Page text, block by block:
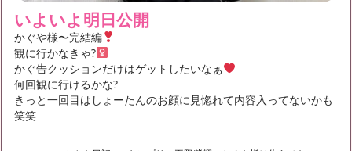
いよいよ明日公開
かぐや様〜完結編
観に行かなきゃ?‍
かぐ告クッションだけはゲットしたいなぁ
何回観に行けるかな?
きっと一回目はしょーたんのお顔に見惚れて内容入ってないかも
笑笑